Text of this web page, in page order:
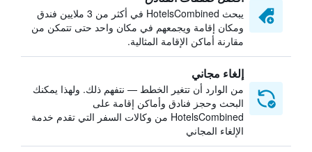
يبحث HotelsCombined في أكثر من 3 ملايين فندق
ومكان إقامة ويجمعهم في مكان واحد حتى تتمكن من
مقارنة أماكن الإقامة المثالية.
إلغاء مجاني
من الوارد أن تتغير الخطط — نتفهم ذلك. ولهذا يمكنك
البحث وحجز فنادق وأماكن إقامة على
HotelsCombined من وكالات السفر التي تقدم خدمة
الإلغاء المجاني